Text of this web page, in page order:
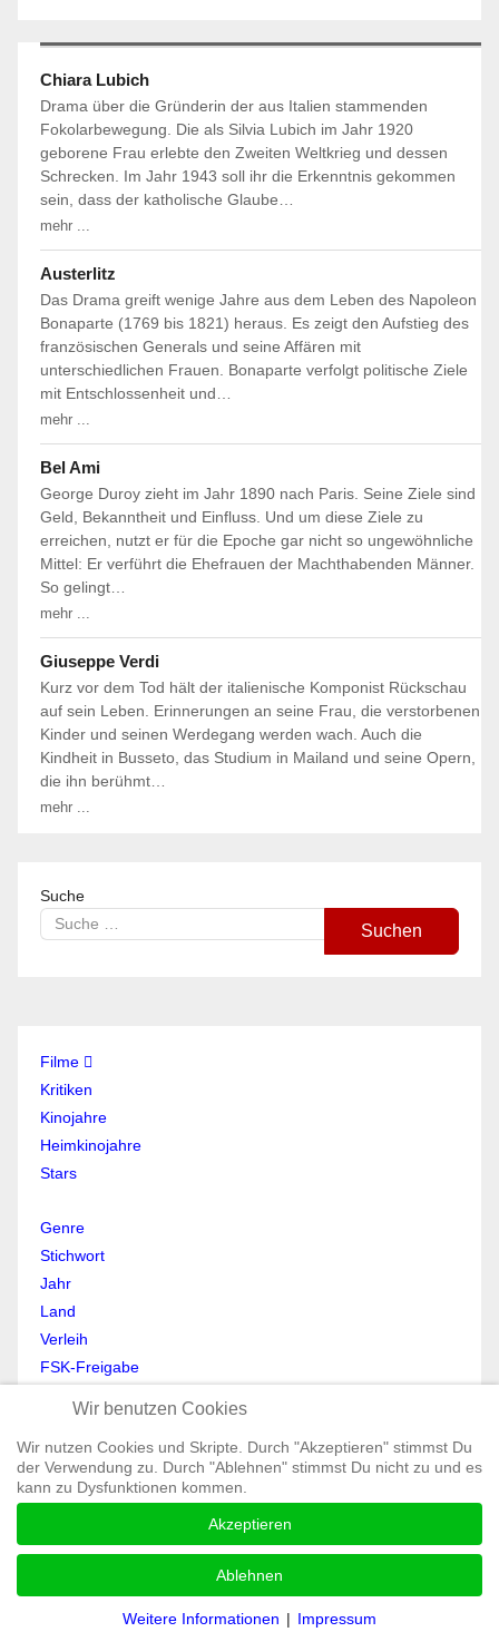
Chiara Lubich
Drama über die Gründerin der aus Italien stammenden
Fokolarbewegung. Die als Silvia Lubich im Jahr 1920
geborene Frau erlebte den Zweiten Weltkrieg und dessen
Schrecken. Im Jahr 1943 soll ihr die Erkenntnis gekommen
sein, dass der katholische Glaube…
mehr ...
Austerlitz
Das Drama greift wenige Jahre aus dem Leben des Napoleon
Bonaparte (1769 bis 1821) heraus. Es zeigt den Aufstieg des
französischen Generals und seine Affären mit
unterschiedlichen Frauen. Bonaparte verfolgt politische Ziele
mit Entschlossenheit und…
mehr ...
Bel Ami
George Duroy zieht im Jahr 1890 nach Paris. Seine Ziele sind
Geld, Bekanntheit und Einfluss. Und um diese Ziele zu
erreichen, nutzt er für die Epoche gar nicht so ungewöhnliche
Mittel: Er verführt die Ehefrauen der Machthabenden Männer.
So gelingt…
mehr ...
Giuseppe Verdi
Kurz vor dem Tod hält der italienische Komponist Rückschau
auf sein Leben. Erinnerungen an seine Frau, die verstorbenen
Kinder und seinen Werdegang werden wach. Auch die
Kindheit in Busseto, das Studium in Mailand und seine Opern,
die ihn berühmt…
mehr ...
Suche
Suchen
Filme
Kritiken
Kinojahre
Heimkinojahre
Stars
Genre
Stichwort
Jahr
Land
Verleih
FSK-Freigabe
Mein Profil
Registrieren
All Rights reserved © Moviewolf 2026
Impressum
Wir benutzen Cookies
Wir nutzen Cookies und Skripte. Durch "Akzeptieren" stimmst Du
der Verwendung zu. Durch "Ablehnen" stimmst Du nicht zu und es
kann zu Dysfunktionen kommen.
Akzeptieren
Ablehnen
Weitere Informationen | Impressum